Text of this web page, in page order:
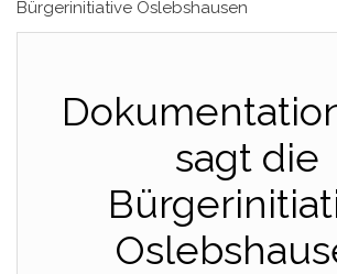
Bürgerinitiative Oslebshausen
sagt die